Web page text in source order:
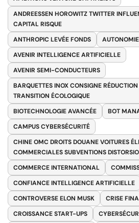
ANDREESSEN HOROWITZ TWITTER
CAPITAL RISQUE
ANTHROPIC LEVÉE FONDS
AVENIR INTELLIGENCE ARTIFICIELLE
AVENIR SEMI-CONDUCTEURS
BARQUETTES INOX CONSIGNE
TRANSITION ÉCOLOGIQUE
BIOTECHNOLOGIE AVANCÉE
BOT
CAMPUS CYBERSÉCURITÉ
CHINE OMC DROITS DOUANE VOITURES
COMMERCIALES SUBVENTIONS
COMMERCE INTERNATIONAL
CONFIANCE INTELLIGENCE ARTIFICIELLE
CONTROVERSE ELON MUSK
CRISE
CROISSANCE START-UPS